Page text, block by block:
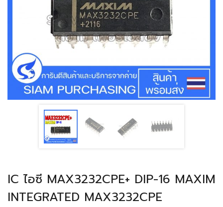
IC ไอซี MAX3232CPE+ DIP-16 MAXIM
INTEGRATED MAX3232CPE